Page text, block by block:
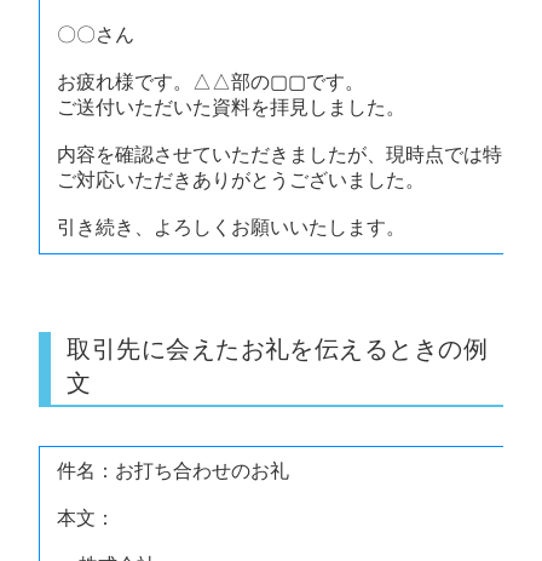
〇〇さん
お疲れ様です。△△部の▢▢です。
ご送付いただいた資料を拝見しました。
内容を確認させていただきましたが、現時点では特に
ご対応いただきありがとうございました。
引き続き、よろしくお願いいたします。
取引先に会えたお礼を伝えるときの例
文
件名：お打ち合わせのお礼
本文：